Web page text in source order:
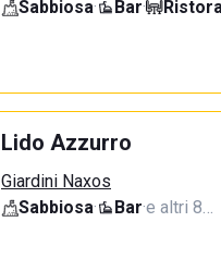
Sabbiosa· Bar·
Lido Azzurro
Giardini Naxos
Sabbiosa· Bar·e altri 8…